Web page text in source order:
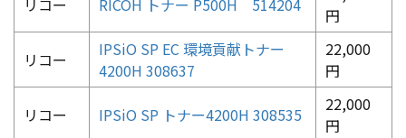
リコー RICOH トナー P500H 514204
円
リコー
IPSiO SP EC 環境貢献トナー
4200H 308637
22,000
円
リコー IPSiO SP トナー4200H 308535
22,000
円